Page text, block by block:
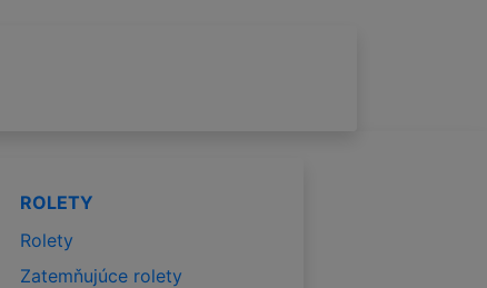
ROLETY
Rolety
Zatemňujúce rolety